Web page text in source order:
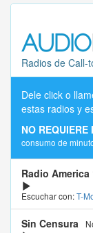
Radios de
Dele click o
estas radios y
NO
consumo de
Radio
Escuchar con:T-
Sin Censura